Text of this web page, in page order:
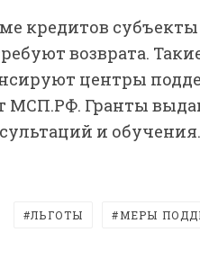
кредитов
возврата.
центры
МСП.РФ. Гранты
и обучения.
ЛЬГОТЫ МЕРЫ